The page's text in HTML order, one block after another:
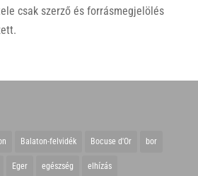
csak szerző és forrásmegjelölés
Balaton-felvidék Bocuse d'Or bor
Eger egészség elhízás